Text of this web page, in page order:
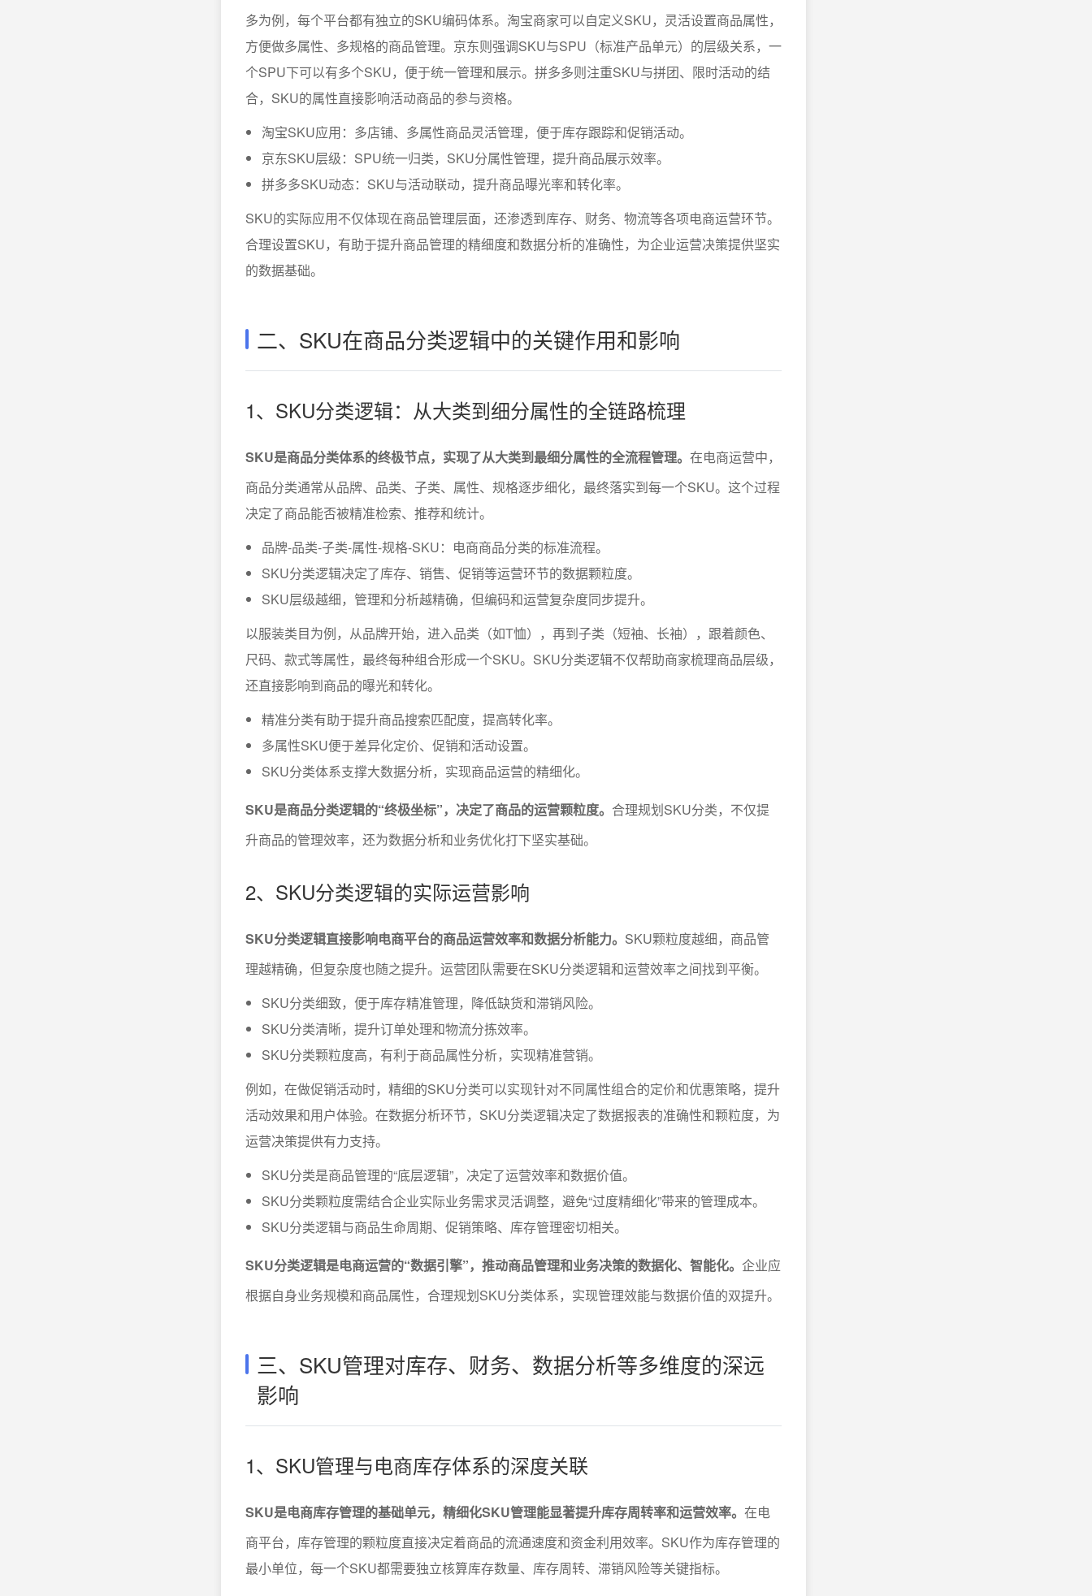
多为例，每个平台都有独立的SKU编码体系。淘宝商家可以自定义SKU，灵活设置商品属性，
方便做多属性、多规格的商品管理。京东则强调SKU与SPU（标准产品单元）的层级关系，一
个SPU下可以有多个SKU，便于统一管理和展示。拼多多则注重SKU与拼团、限时活动的结
合，SKU的属性直接影响活动商品的参与资格。
淘宝SKU应用：多店铺、多属性商品灵活管理，便于库存跟踪和促销活动。
京东SKU层级：SPU统一归类，SKU分属性管理，提升商品展示效率。
拼多多SKU动态：SKU与活动联动，提升商品曝光率和转化率。
SKU的实际应用不仅体现在商品管理层面，还渗透到库存、财务、物流等各项电商运营环节。
合理设置SKU，有助于提升商品管理的精细度和数据分析的准确性，为企业运营决策提供坚实
的数据基础。
二、SKU在商品分类逻辑中的关键作用和影响
1、SKU分类逻辑：从大类到细分属性的全链路梳理
SKU是商品分类体系的终极节点，实现了从大类到最细分属性的全流程管理。 在电商运营中，
商品分类通常从品牌、品类、子类、属性、规格逐步细化，最终落实到每一个SKU。这个过程
决定了商品能否被精准检索、推荐和统计。
品牌-品类-子类-属性-规格-SKU：电商商品分类的标准流程。
SKU分类逻辑决定了库存、销售、促销等运营环节的数据颗粒度。
SKU层级越细，管理和分析越精确，但编码和运营复杂度同步提升。
以服装类目为例，从品牌开始，进入品类（如T恤），再到子类（短袖、长袖），跟着颜色、
尺码、款式等属性，最终每种组合形成一个SKU。SKU分类逻辑不仅帮助商家梳理商品层级，
还直接影响到商品的曝光和转化。
精准分类有助于提升商品搜索匹配度，提高转化率。
多属性SKU便于差异化定价、促销和活动设置。
SKU分类体系支撑大数据分析，实现商品运营的精细化。
SKU是商品分类逻辑的“终极坐标”，决定了商品的运营颗粒度。 合理规划SKU分类，不仅提
升商品的管理效率，还为数据分析和业务优化打下坚实基础。
2、SKU分类逻辑的实际运营影响
SKU分类逻辑直接影响电商平台的商品运营效率和数据分析能力。 SKU颗粒度越细，商品管
理越精确，但复杂度也随之提升。运营团队需要在SKU分类逻辑和运营效率之间找到平衡。
SKU分类细致，便于库存精准管理，降低缺货和滞销风险。
SKU分类清晰，提升订单处理和物流分拣效率。
SKU分类颗粒度高，有利于商品属性分析，实现精准营销。
例如，在做促销活动时，精细的SKU分类可以实现针对不同属性组合的定价和优惠策略，提升
活动效果和用户体验。在数据分析环节，SKU分类逻辑决定了数据报表的准确性和颗粒度，为
运营决策提供有力支持。
SKU分类是商品管理的“底层逻辑”，决定了运营效率和数据价值。
SKU分类颗粒度需结合企业实际业务需求灵活调整，避免“过度精细化”带来的管理成本。
SKU分类逻辑与商品生命周期、促销策略、库存管理密切相关。
SKU分类逻辑是电商运营的“数据引擎”，推动商品管理和业务决策的数据化、智能化。 企业应
根据自身业务规模和商品属性，合理规划SKU分类体系，实现管理效能与数据价值的双提升。
三、SKU管理对库存、财务、数据分析等多维度的深远
影响
1、SKU管理与电商库存体系的深度关联
SKU是电商库存管理的基础单元，精细化SKU管理能显著提升库存周转率和运营效率。 在电
商平台，库存管理的颗粒度直接决定着商品的流通速度和资金利用效率。SKU作为库存管理的
最小单位，每一个SKU都需要独立核算库存数量、库存周转、滞销风险等关键指标。